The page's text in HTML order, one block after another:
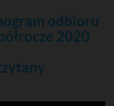
odbioru
2020